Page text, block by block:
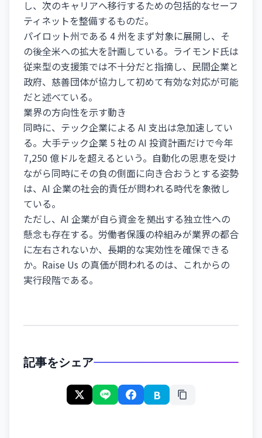
し、次のキャリアへ移行するための包括的なセーフ
ティネットを整備するものだ。
パイロット州である 4 州をまず対象に展開し、そ
の後全米への拡大を計画している。ライモンド氏は
従来型の支援策では不十分だと指摘し、民間企業と
政府、慈善団体が協力して初めて有効な対応が可能
だと述べている。
業界の方向性を示す動き
同時に、テック企業による AI 支出は急加速してい
る。大手テック企業 5 社の AI 投資計画だけで今年
7,250 億ドルを超えるという。自動化の恩恵を受け
ながら同時にその負の側面に向き合おうとする姿勢
は、AI 企業の社会的責任が問われる時代を象徴し
ている。
ただし、AI 企業が自ら資金を拠出する独立性への
懸念も存在する。労働者保護の枠組みが業界の都合
に左右されないか、長期的な実効性を確保できる
か。Raise Us の真価が問われるのは、これからの
実行段階である。
記事をシェア
B